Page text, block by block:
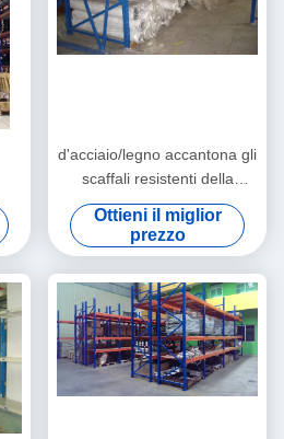
d'acciaio/legno accantona gli
scaffali resistenti della
scaffalatura per le azione del
materiale del tessuto
Ottieni il miglior
prezzo